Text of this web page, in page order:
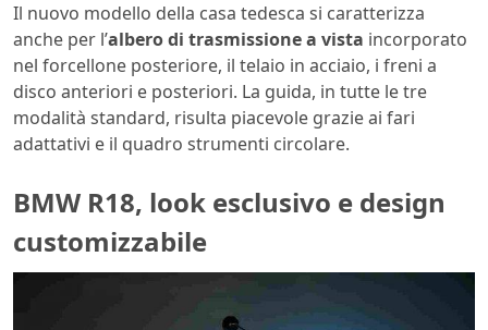
Il nuovo modello della casa tedesca si caratterizza
anche per l’albero di trasmissione a vista incorporato
nel forcellone posteriore, il telaio in acciaio, i freni a
disco anteriori e posteriori. La guida, in tutte le tre
modalità standard, risulta piacevole grazie ai fari
adattativi e il quadro strumenti circolare.
BMW R18, look esclusivo e design
customizzabile